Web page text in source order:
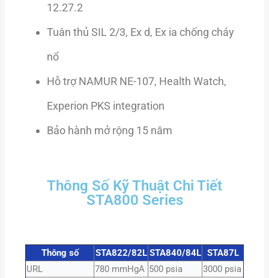
12.27.2
Tuân thủ SIL 2/3, Ex d, Ex ia chống cháy
nổ
Hỗ trợ NAMUR NE-107, Health Watch,
Experion PKS integration
Bảo hành mở rộng 15 năm
Thông Số Kỹ Thuật Chi Tiết
STA800 Series
Thông số STA822/82L STA840/84L STA87L
URL
780 mmHgA 500 psia
3000 psia